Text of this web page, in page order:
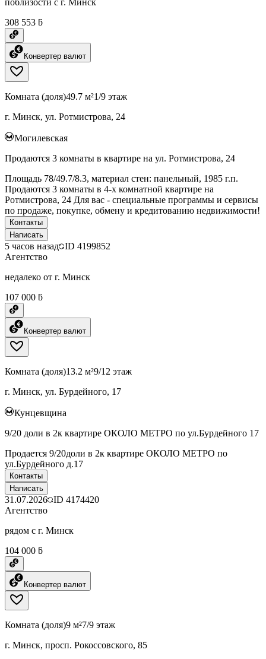
308 553 ƃ
Конвертер валют
Комната (доля)49.7 м²1/9 этаж
г. Минск, ул. Ротмистрова, 24
Могилевская
Продаются 3 комнаты в квартире на ул. Ротмистрова, 24
Площадь 78/49.7/8.3, материал стен: панельный, 1985 г.п.
Продаются 3 комнаты в 4-х комнатной квартире на
Ротмистрова, 24 Для вас - специальные программы и сервисы
по продаже, покупке, обмену и кредитованию недвижимости!
Контакты
Написать
5 часов назад ID 4199852
Агентство
недалеко от г. Минск
107 000 ƃ
Конвертер валют
Комната (доля)13.2 м²9/12 этаж
г. Минск, ул. Бурдейного, 17
Кунцевщина
9/20 доли в 2к квартире ОКОЛО МЕТРО по ул.Бурдейного 17
Продается 9/20доли в 2к квартире ОКОЛО МЕТРО по
ул.Бурдейного д.17
Контакты
Написать
31.07.2026 ID 4174420
Агентство
рядом с г. Минск
104 000 ƃ
Конвертер валют
Комната (доля)9 м²7/9 этаж
г. Минск, просп. Рокоссовского, 85